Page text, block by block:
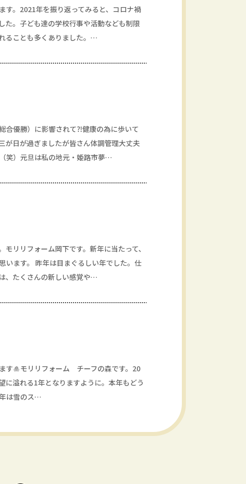
す。2021年を振り返ってみると、コロナ禍
た。子ども達の学校行事や活動なども制限
ることも多くありました。…
合優勝）に影響されて⁈健康の為に歩いて
が日が過ぎましたが皆さん体調管理大丈夫
笑）元旦は私の地元・姫路市夢…
リリフォーム岡下です。新年に当たって、
います。 昨年は目まぐるしい年でした。仕
、たくさんの新しい感覚や…
す🎍モリリフォーム チーフの森です。20
に溢れる1年となりますように。本年もどう
は雪のス…